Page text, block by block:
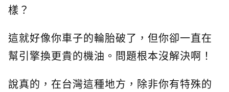
樣？
這就好像你車子的輪胎破了，但你卻一直在
幫引擎換更貴的機油。問題根本沒解決啊！
說真的，在台灣這種地方，除非你有特殊的